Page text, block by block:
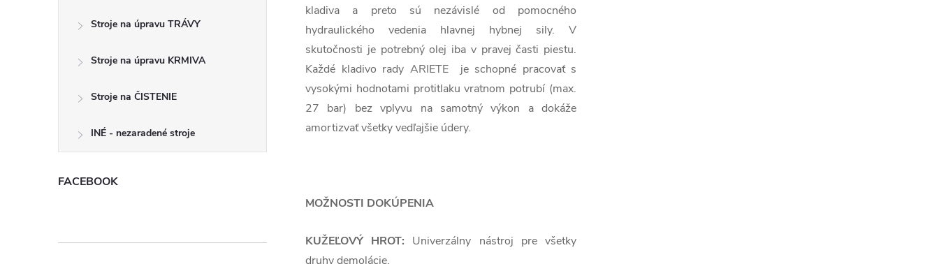
Stroje na úpravu TRÁVY
Stroje na úpravu KRMIVA
Stroje na ČISTENIE
INÉ - nezaradené stroje
FACEBOOK
kladiva a preto sú nezávislé od pomocného
hydraulického vedenia hlavnej hybnej sily. V
skutočnosti je potrebný olej iba v pravej časti piestu.
Každé kladivo rady ARIETE je schopné pracovať s
vysokými hodnotami protitlaku vratnom potrubí (max.
27 bar) bez vplyvu na samotný výkon a dokáže
amortizvať všetky vedľajšie údery.
MOŽNOSTI DOKÚPENIA
KUŽEĽOVÝ HROT: Univerzálny nástroj pre všetky
druhy demolácie.